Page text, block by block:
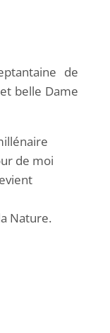
de
belle Dame
de moi
Nature.